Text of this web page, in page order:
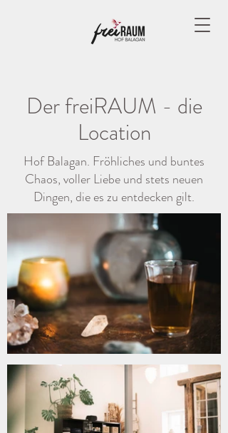
Der freiRAUM - die
Location
Hof Balagan. Fröhliches und buntes
Chaos, voller Liebe und stets neuen
Dingen, die es zu entdecken gilt.